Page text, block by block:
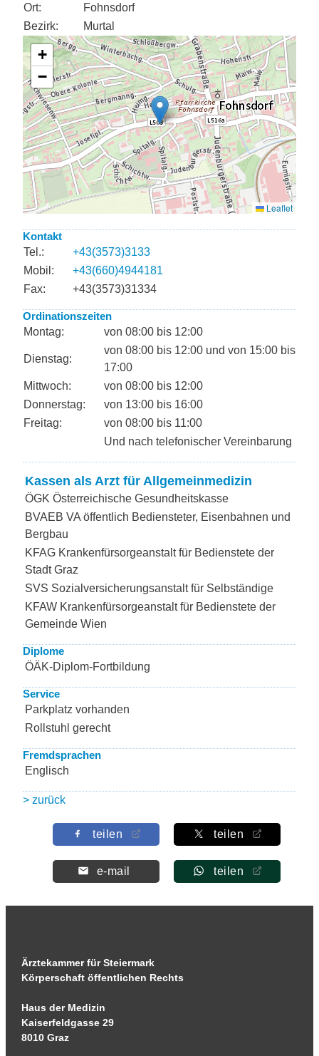
Ort:
Fohnsdorf
Bezirk:
Murtal
Kontakt
Tel.:
+43(3573)3133
Mobil:
+43(660)4944181
Fax:
+43(3573)31334
Ordinationszeiten
Montag:
von 08:00 bis 12:00
Dienstag:
von 08:00 bis 12:00 und von 15:00 bis
17:00
Mittwoch:
von 08:00 bis 12:00
Donnerstag:
von 13:00 bis 16:00
Freitag:
von 08:00 bis 11:00
Und nach telefonischer Vereinbarung
Kassen als Arzt für Allgemeinmedizin
ÖGK Österreichische Gesundheitskasse
BVAEB VA öffentlich Bediensteter, Eisenbahnen und
Bergbau
KFAG Krankenfürsorgeanstalt für Bedienstete der
Stadt Graz
SVS Sozialversicherungsanstalt für Selbständige
KFAW Krankenfürsorgeanstalt für Bedienstete der
Gemeinde Wien
Diplome
ÖÄK-Diplom-Fortbildung
Service
Parkplatz vorhanden
Rollstuhl gerecht
Fremdsprachen
Englisch
> zurück
teilen teilen
e-mail teilen
Ärztekammer für Steiermark
Körperschaft öffentlichen Rechts
Haus der Medizin
Kaiserfeldgasse 29
8010 Graz